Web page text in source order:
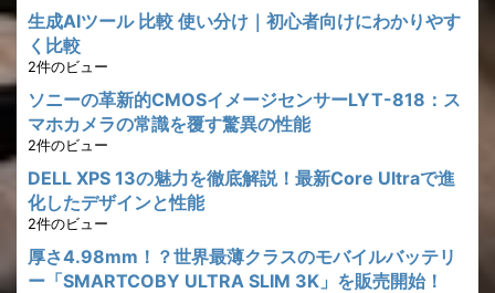
生成AIツール 比較 使い分け｜初心者向けにわかりやす
く比較
2件のビュー
ソニーの革新的CMOSイメージセンサーLYT-818：ス
マホカメラの常識を覆す驚異の性能
2件のビュー
DELL XPS 13の魅力を徹底解説！最新Core Ultraで進
化したデザインと性能
2件のビュー
厚さ4.98mm！？世界最薄クラスのモバイルバッテリ
ー「SMARTCOBY ULTRA SLIM 3K」を販売開始！